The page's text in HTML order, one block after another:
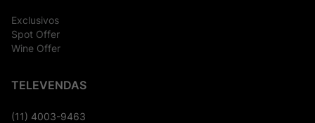
Exclusivos
Spot Offer
Wine Offer
TELEVENDAS
(11) 4003-9463